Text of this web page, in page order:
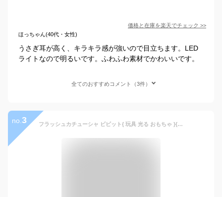
価格と在庫を楽天でチェック >>
ほっちゃん(40代・女性)
うさぎ耳が高く、キラキラ感が強いので目立ちます。LED
ライトなので明るいです。ふわふわ素材でかわいいです。
全てのおすすめコメント（3件）
no. 3 フラッシュカチューシャ ビビット{ 玩具 光る おもちゃ }{ 縁日 祭り 夜店 }{ 子ども会 施設 }[ 子供会 保育園 幼稚園 景品 イベント お祭り プレゼント 人気 ]【色柄指定不可】【不良対応不可】